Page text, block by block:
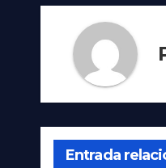
Entrada